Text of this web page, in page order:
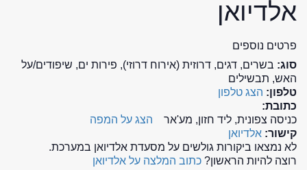
אלדיואן
פרטים נוספים
סוג: בשרים, דגים, דרוזית (אירוח דרוזי), פירות ים, שיפודים/על
האש, תבשילים
טלפון: הצג טלפון
כתובת:
כניסה צפונית, ליד חזון, מע'אר
הצג על המפה
קישור: אלדיואן
לא נמצאו ביקורות גולשים על מסעדת אלדיואן במערכת.
רוצה להיות הראשון? כתוב המלצה על אלדיואן